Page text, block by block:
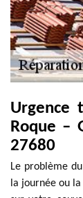
Urgence
Roque –
27680
Le problème
la journée ou